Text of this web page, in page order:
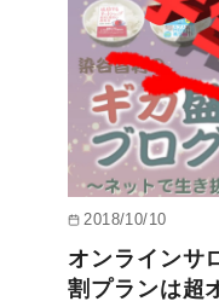
2018/10/10
オンラインサ
割プランは超